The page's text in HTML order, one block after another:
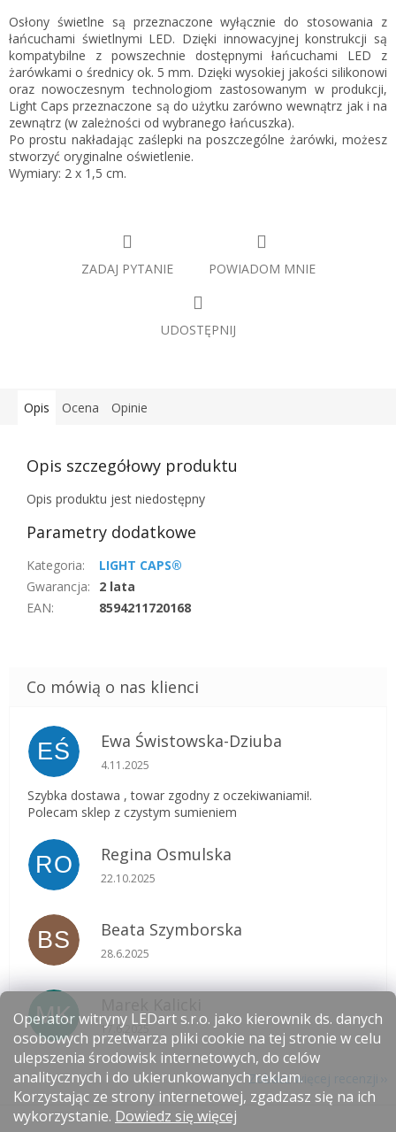
Operator witryny LEDart s.r.o. jako kierownik ds. danych
osobowych przetwarza pliki cookie na tej stronie w celu
ulepszenia środowisk internetowych, do celów
analitycznych i do ukierunkowanych reklam.
Korzystając ze strony internetowej, zgadzasz się na ich
wykorzystanie. Dowiedz się więcej
Osłony świetlne są przeznaczone wyłącznie do stosowania z
łańcuchami świetlnymi LED. Dzięki innowacyjnej konstrukcji są
kompatybilne z powszechnie dostępnymi łańcuchami LED z
żarówkami o średnicy ok. 5 mm. Dzięki wysokiej jakości silikonowi
oraz nowoczesnym technologiom zastosowanym w produkcji,
Light Caps przeznaczone są do użytku zarówno wewnątrz jak i na
zewnątrz (w zależności od wybranego łańcuszka).
Po prostu nakładając zaślepki na poszczególne żarówki, możesz
stworzyć oryginalne oświetlenie.
Wymiary: 2 x 1,5 cm.
ZADAJ PYTANIE POWIADOM MNIE
UDOSTĘPNIJ
Opis Ocena Opinie
Opis szczegółowy produktu
Opis produktu jest niedostępny
Parametry dodatkowe
Kategoria:
LIGHT CAPS®
Gwarancja:
2 lata
EAN: 8594211720168
EŚ Ewa Świstowska-Dziuba
Ocena sklepu to 5 na 5 gwiazdek.
4.11.2025
Szybka dostawa , towar zgodny z oczekiwaniami!.
Polecam sklep z czystym sumieniem
RO Regina Osmulska
Ocena sklepu to 5 na 5 gwiazdek.
22.10.2025
BS Beata Szymborska
Ocena sklepu to 5 na 5 gwiazdek.
28.6.2025
MK Ocena sklepu to 5 na 5 gwiazdek.
17.6.2025
Zobacz więcej recenzji